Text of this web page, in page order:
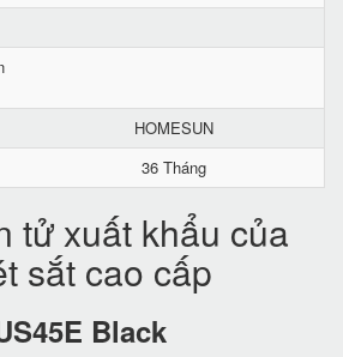
HOMESUN
36 Tháng
tử xuất khẩu của
sắt cao cấp
Black